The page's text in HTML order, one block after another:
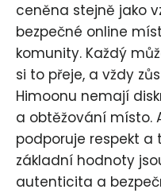
ceněna stejně jako
bezpečné online
komunity. Každý
si to přeje, a vždy
Himoonu nemají
a obtěžování místo.
podporuje respekt a
základní hodnoty
autenticita a